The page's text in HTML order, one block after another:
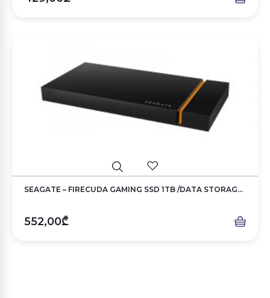
SEAGATE – FIRECUDA GAMING SSD 1TB /DATA STORAG...
552,00₾